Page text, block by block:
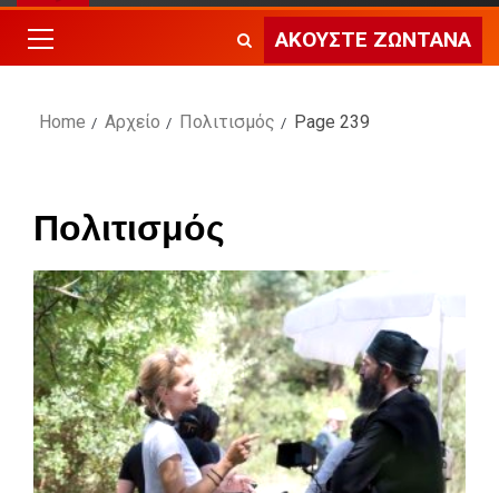
ΑΚΟΎΣΤΕ ΖΩΝΤΑΝΆ
Home Αρχείο Πολιτισμός Page 239
Πολιτισμός